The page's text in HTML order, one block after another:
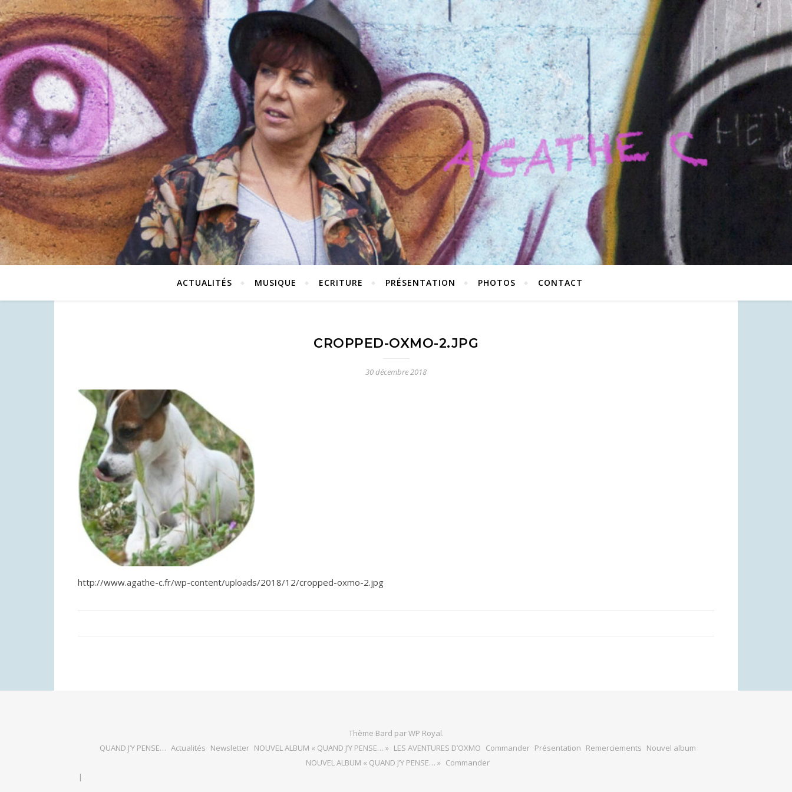
ACTUALITÉS MUSIQUE ECRITURE PRÉSENTATION PHOTOS CONTACT
CROPPED-OXMO-2.JPG
30 décembre 2018
http://www.agathe-c.fr/wp-content/uploads/2018/12/cropped-oxmo-2.jpg
Thème Bard parWP Royal.
QUAND J’Y PENSE… Actualités Newsletter NOUVEL ALBUM « QUAND J’Y PENSE… » LES AVENTURES D’OXMO Commander Présentation Remerciements Nouvel album
NOUVEL ALBUM « QUAND J’Y PENSE… » Commander